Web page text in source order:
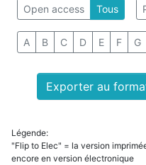
Open access Tous
A B C D E F G
Exporter au
Légende:
"Flip to Elec" = la version
encore en version électronique